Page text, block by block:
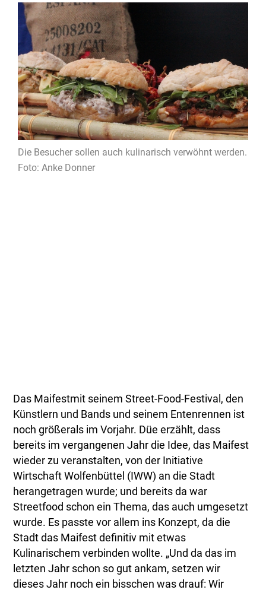
Die Besucher sollen auch kulinarisch verwöhnt werden.
Foto: Anke Donner
Das Maifestmit seinem Street-Food-Festival, den
Künstlern und Bands und seinem Entenrennen ist
noch größerals im Vorjahr. Düe erzählt, dass
bereits im vergangenen Jahr die Idee, das Maifest
wieder zu veranstalten, von der Initiative
Wirtschaft Wolfenbüttel (IWW) an die Stadt
herangetragen wurde; und bereits da war
Streetfood schon ein Thema, das auch umgesetzt
wurde. Es passte vor allem ins Konzept, da die
Stadt das Maifest definitiv mit etwas
Kulinarischem verbinden wollte. „Und da das im
letzten Jahr schon so gut ankam, setzen wir
dieses Jahr noch ein bisschen was drauf: Wir